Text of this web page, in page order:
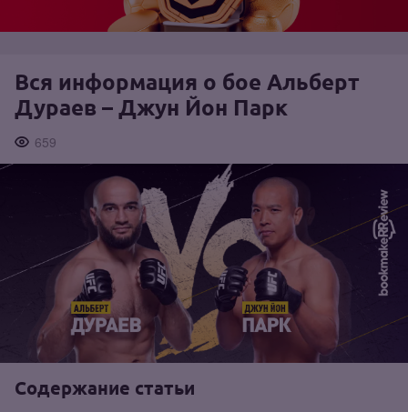
Вся информация о бое Альберт
Дураев – Джун Йон Парк
659
Содержание статьи